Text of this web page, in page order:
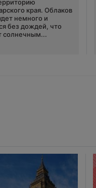
края. Облаков
немного и
без дождей, что
солнечным...